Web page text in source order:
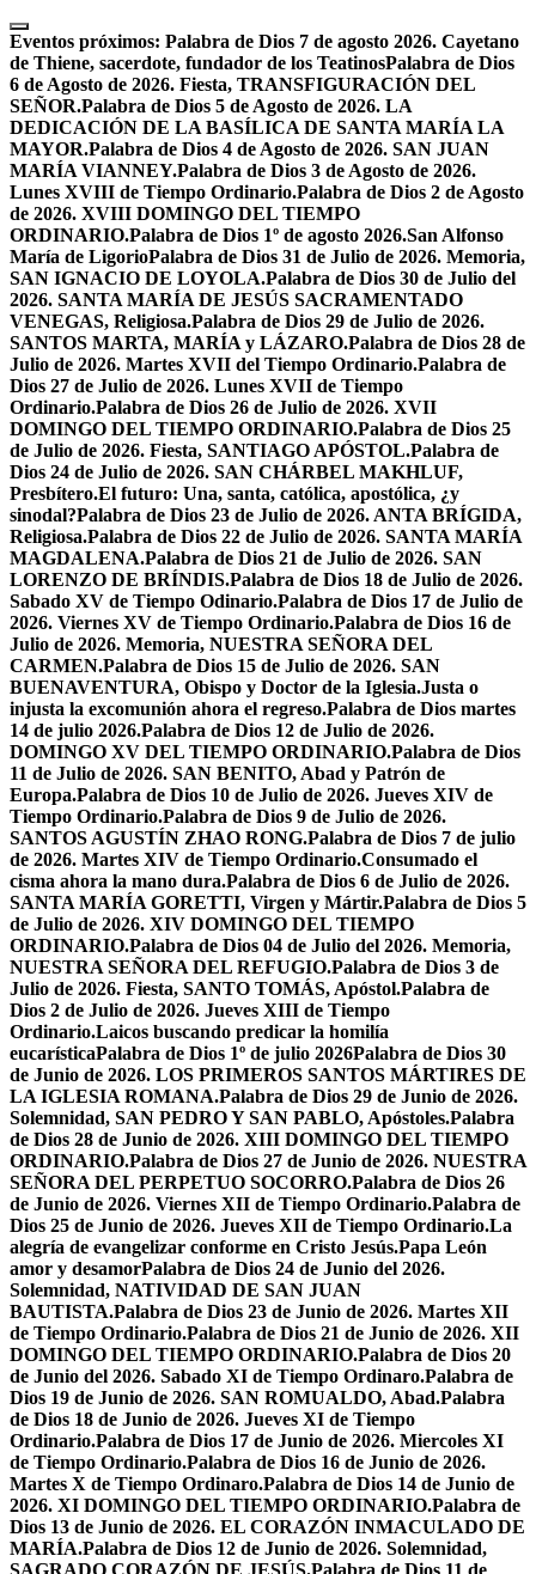
Skip
to
content
Eventos próximos: Palabra de Dios 7 de agosto 2026. Cayetano
de Thiene, sacerdote, fundador de los TeatinosPalabra de Dios
6 de Agosto de 2026. Fiesta, TRANSFIGURACIÓN DEL
SEÑOR.Palabra de Dios 5 de Agosto de 2026. LA
DEDICACIÓN DE LA BASÍLICA DE SANTA MARÍA LA
MAYOR.Palabra de Dios 4 de Agosto de 2026. SAN JUAN
MARÍA VIANNEY.Palabra de Dios 3 de Agosto de 2026.
Lunes XVIII de Tiempo Ordinario.Palabra de Dios 2 de Agosto
de 2026. XVIII DOMINGO DEL TIEMPO
ORDINARIO.Palabra de Dios 1º de agosto 2026.San Alfonso
María de LigorioPalabra de Dios 31 de Julio de 2026. Memoria,
SAN IGNACIO DE LOYOLA.Palabra de Dios 30 de Julio del
2026. SANTA MARÍA DE JESÚS SACRAMENTADO
VENEGAS, Religiosa.Palabra de Dios 29 de Julio de 2026.
SANTOS MARTA, MARÍA y LÁZARO.Palabra de Dios 28 de
Julio de 2026. Martes XVII del Tiempo Ordinario.Palabra de
Dios 27 de Julio de 2026. Lunes XVII de Tiempo
Ordinario.Palabra de Dios 26 de Julio de 2026. XVII
DOMINGO DEL TIEMPO ORDINARIO.Palabra de Dios 25
de Julio de 2026. Fiesta, SANTIAGO APÓSTOL.Palabra de
Dios 24 de Julio de 2026. SAN CHÁRBEL MAKHLUF,
Presbítero.El futuro: Una, santa, católica, apostólica, ¿y
sinodal?Palabra de Dios 23 de Julio de 2026. ANTA BRÍGIDA,
Religiosa.Palabra de Dios 22 de Julio de 2026. SANTA MARÍA
MAGDALENA.Palabra de Dios 21 de Julio de 2026. SAN
LORENZO DE BRÍNDIS.Palabra de Dios 18 de Julio de 2026.
Sabado XV de Tiempo Odinario.Palabra de Dios 17 de Julio de
2026. Viernes XV de Tiempo Ordinario.Palabra de Dios 16 de
Julio de 2026. Memoria, NUESTRA SEÑORA DEL
CARMEN.Palabra de Dios 15 de Julio de 2026. SAN
BUENAVENTURA, Obispo y Doctor de la Iglesia.Justa o
injusta la excomunión ahora el regreso.Palabra de Dios martes
14 de julio 2026.Palabra de Dios 12 de Julio de 2026.
DOMINGO XV DEL TIEMPO ORDINARIO.Palabra de Dios
11 de Julio de 2026. SAN BENITO, Abad y Patrón de
Europa.Palabra de Dios 10 de Julio de 2026. Jueves XIV de
Tiempo Ordinario.Palabra de Dios 9 de Julio de 2026.
SANTOS AGUSTÍN ZHAO RONG.Palabra de Dios 7 de julio
de 2026. Martes XIV de Tiempo Ordinario.Consumado el
cisma ahora la mano dura.Palabra de Dios 6 de Julio de 2026.
SANTA MARÍA GORETTI, Virgen y Mártir.Palabra de Dios 5
de Julio de 2026. XIV DOMINGO DEL TIEMPO
ORDINARIO.Palabra de Dios 04 de Julio del 2026. Memoria,
NUESTRA SEÑORA DEL REFUGIO.Palabra de Dios 3 de
Julio de 2026. Fiesta, SANTO TOMÁS, Apóstol.Palabra de
Dios 2 de Julio de 2026. Jueves XIII de Tiempo
Ordinario.Laicos buscando predicar la homilía
eucarísticaPalabra de Dios 1º de julio 2026Palabra de Dios 30
de Junio de 2026. LOS PRIMEROS SANTOS MÁRTIRES DE
LA IGLESIA ROMANA.Palabra de Dios 29 de Junio de 2026.
Solemnidad, SAN PEDRO Y SAN PABLO, Apóstoles.Palabra
de Dios 28 de Junio de 2026. XIII DOMINGO DEL TIEMPO
ORDINARIO.Palabra de Dios 27 de Junio de 2026. NUESTRA
SEÑORA DEL PERPETUO SOCORRO.Palabra de Dios 26
de Junio de 2026. Viernes XII de Tiempo Ordinario.Palabra de
Dios 25 de Junio de 2026. Jueves XII de Tiempo Ordinario.La
alegría de evangelizar conforme en Cristo Jesús.Papa León
amor y desamorPalabra de Dios 24 de Junio del 2026.
Solemnidad, NATIVIDAD DE SAN JUAN
BAUTISTA.Palabra de Dios 23 de Junio de 2026. Martes XII
de Tiempo Ordinario.Palabra de Dios 21 de Junio de 2026. XII
DOMINGO DEL TIEMPO ORDINARIO.Palabra de Dios 20
de Junio del 2026. Sabado XI de Tiempo Ordinaro.Palabra de
Dios 19 de Junio de 2026. SAN ROMUALDO, Abad.Palabra
de Dios 18 de Junio de 2026. Jueves XI de Tiempo
Ordinario.Palabra de Dios 17 de Junio de 2026. Miercoles XI
de Tiempo Ordinario.Palabra de Dios 16 de Junio de 2026.
Martes X de Tiempo Ordinaro.Palabra de Dios 14 de Junio de
2026. XI DOMINGO DEL TIEMPO ORDINARIO.Palabra de
Dios 13 de Junio de 2026. EL CORAZÓN INMACULADO DE
MARÍA.Palabra de Dios 12 de Junio de 2026. Solemnidad,
SAGRADO CORAZÓN DE JESÚS.Palabra de Dios 11 de